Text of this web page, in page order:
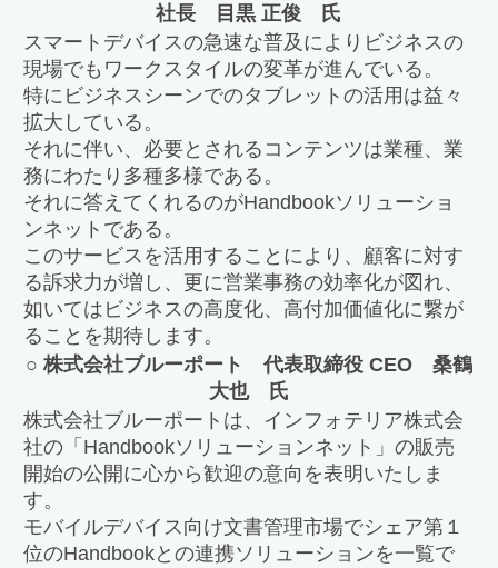
社長 目黒 正俊 氏
スマートデバイスの急速な普及によりビジネスの
現場でもワークスタイルの変革が進んでいる。
特にビジネスシーンでのタブレットの活用は益々
拡大している。
それに伴い、必要とされるコンテンツは業種、業
務にわたり多種多様である。
それに答えてくれるのがHandbookソリューショ
ンネットである。
このサービスを活用することにより、顧客に対す
る訴求力が増し、更に営業事務の効率化が図れ、
如いてはビジネスの高度化、高付加価値化に繋が
ることを期待します。
○ 株式会社ブルーポート 代表取締役 CEO 桑鶴
大也 氏
株式会社ブルーポートは、インフォテリア株式会
社の「Handbookソリューションネット」の販売
開始の公開に心から歓迎の意向を表明いたしま
す。
モバイルデバイス向け文書管理市場でシェア第１
位のHandbookとの連携ソリューションを一覧で